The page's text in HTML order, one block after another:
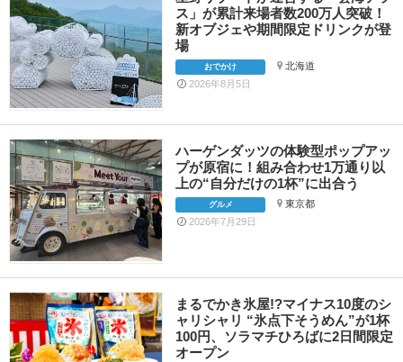
ス」が累計来場者数200万人突破！
新オブジェや期間限定ドリンクが登
場
おでかけ
北海道
2026年8月5日
ハーゲンダッツの体験型ポップアッ
プが原宿に！組み合わせ1万通り以
上の“自分だけの1杯”に出合う
グルメ
東京都
2026年7月29日
まるでかき氷屋!?マイナス10度のシ
ャリシャリ “氷点下そうめん”が1杯
100円、ソラマチひろばに2日間限定
オープン